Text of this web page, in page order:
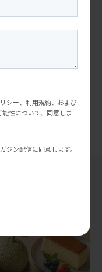
トレンド
レンドフード・ドリン
ド研究会”